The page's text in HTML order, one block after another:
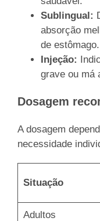
Sublingual:
absorção
de estômago.
Injeção:
grave ou má
Dosagem
A dosagem
necessidade
Situação
Adultos